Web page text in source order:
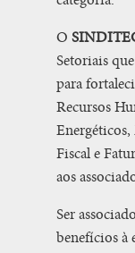
O
Setoriais
para
Recursos
Fiscal e
aos
Ser
benefícios à